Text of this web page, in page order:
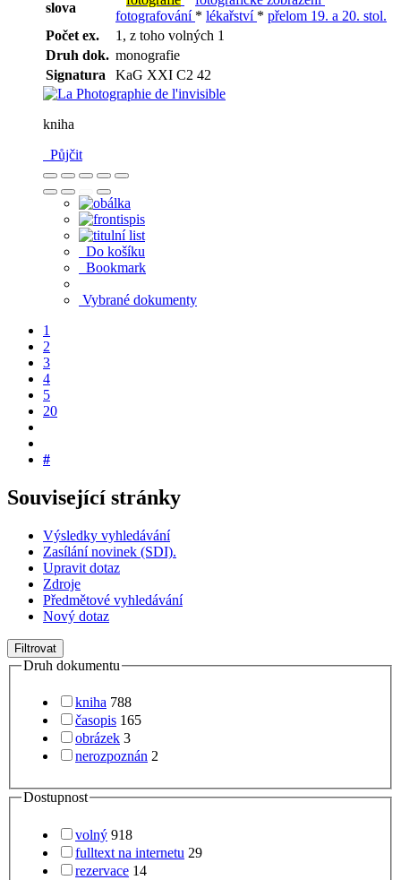
slova
fotografování * lékařství * přelom 19. a 20. stol.
Počet ex.
1, z toho volných 1
Druh dok. monografie
Signatura
KaG XXI C2 42
kniha
Půjčit
Do košíku
Bookmark
Vybrané dokumenty
1
2
3
4
5
20
#
Související stránky
Výsledky vyhledávání
Zasílání novinek (SDI).
Upravit dotaz
Zdroje
Předmětové vyhledávání
Nový dotaz
Filtrovat
Druh dokumentu
kniha 788
časopis 165
obrázek 3
nerozpoznán 2
Dostupnost
volný 918
fulltext na internetu 29
rezervace 14